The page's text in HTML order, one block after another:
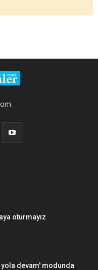
oturmayız
devam' modunda